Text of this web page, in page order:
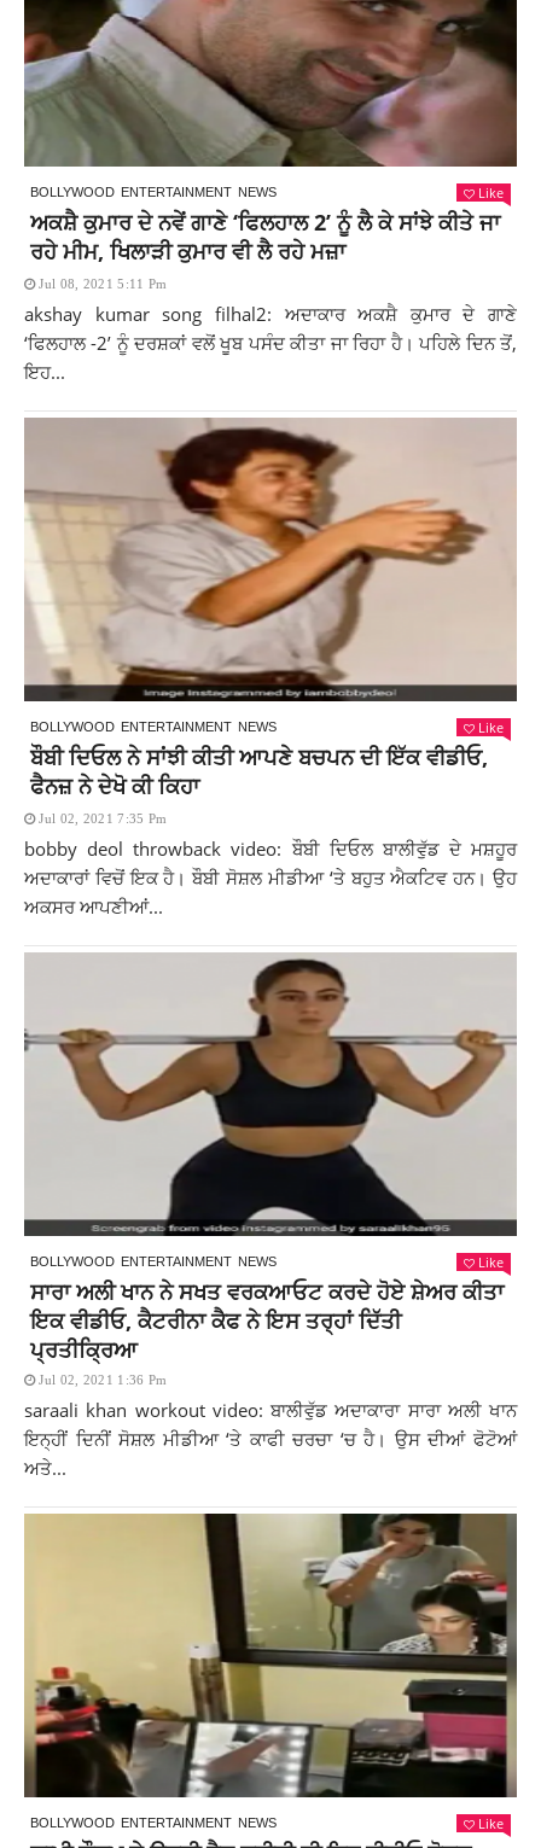
BOLLYWOOD ENTERTAINMENT NEWS Like
ਅਕਸ਼ੈ ਕੁਮਾਰ ਦੇ ਨਵੇਂ ਗਾਣੇ ‘ਫਿਲਹਾਲ 2’ ਨੂੰ ਲੈ ਕੇ ਸਾਂਝੇ ਕੀਤੇ ਜਾ
ਰਹੇ ਮੀਮ, ਖਿਲਾੜੀ ਕੁਮਾਰ ਵੀ ਲੈ ਰਹੇ ਮਜ਼ਾ
Jul 08, 2021 5:11 Pm
akshay kumar song filhal2: ਅਦਾਕਾਰ ਅਕਸ਼ੈ ਕੁਮਾਰ ਦੇ ਗਾਣੇ
‘ਫਿਲਹਾਲ -2’ ਨੂੰ ਦਰਸ਼ਕਾਂ ਵਲੋਂ ਖੂਬ ਪਸੰਦ ਕੀਤਾ ਜਾ ਰਿਹਾ ਹੈ। ਪਹਿਲੇ ਦਿਨ ਤੋਂ,
ਇਹ...
BOLLYWOOD ENTERTAINMENT NEWS Like
ਬੌਬੀ ਦਿਓਲ ਨੇ ਸਾਂਝੀ ਕੀਤੀ ਆਪਣੇ ਬਚਪਨ ਦੀ ਇੱਕ ਵੀਡੀਓ,
ਫੈਨਜ਼ ਨੇ ਦੇਖੋ ਕੀ ਕਿਹਾ
Jul 02, 2021 7:35 Pm
bobby deol throwback video: ਬੌਬੀ ਦਿਓਲ ਬਾਲੀਵੁੱਡ ਦੇ ਮਸ਼ਹੂਰ
ਅਦਾਕਾਰਾਂ ਵਿਚੋਂ ਇਕ ਹੈ। ਬੌਬੀ ਸੋਸ਼ਲ ਮੀਡੀਆ ‘ਤੇ ਬਹੁਤ ਐਕਟਿਵ ਹਨ। ਉਹ
ਅਕਸਰ ਆਪਣੀਆਂ...
BOLLYWOOD ENTERTAINMENT NEWS Like
ਸਾਰਾ ਅਲੀ ਖਾਨ ਨੇ ਸਖਤ ਵਰਕਆਓਟ ਕਰਦੇ ਹੋਏ ਸ਼ੇਅਰ ਕੀਤਾ
ਇਕ ਵੀਡੀਓ, ਕੈਟਰੀਨਾ ਕੈਫ ਨੇ ਇਸ ਤਰ੍ਹਾਂ ਦਿੱਤੀ
ਪ੍ਰਤੀਕ੍ਰਿਆ
Jul 02, 2021 1:36 Pm
saraali khan workout video: ਬਾਲੀਵੁੱਡ ਅਦਾਕਾਰਾ ਸਾਰਾ ਅਲੀ ਖਾਨ
ਇਨ੍ਹੀਂ ਦਿਨੀਂ ਸੋਸ਼ਲ ਮੀਡੀਆ ‘ਤੇ ਕਾਫੀ ਚਰਚਾ ‘ਚ ਹੈ। ਉਸ ਦੀਆਂ ਫੋਟੋਆਂ
ਅਤੇ...
BOLLYWOOD ENTERTAINMENT NEWS Like